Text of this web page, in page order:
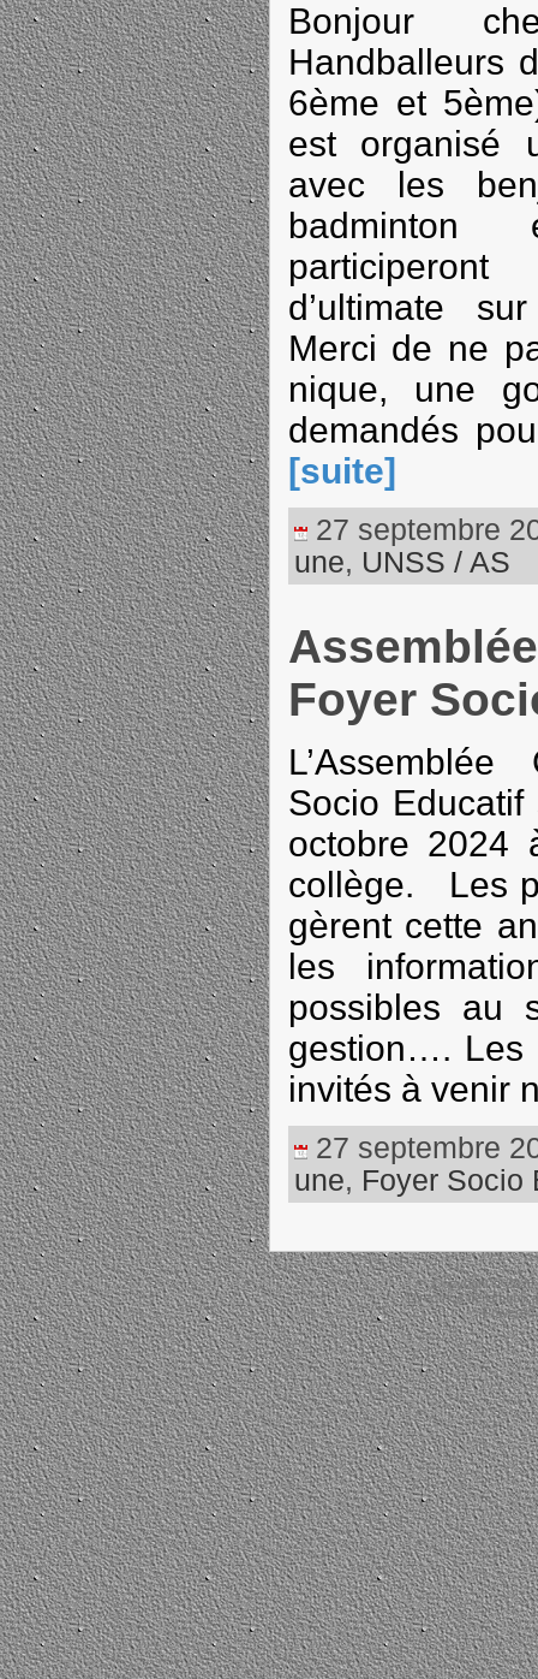
Bonjour
Handballeurs
6ème et
est organisé
avec les
d’ultimate
Merci de ne
nique, une
demandés
[suite]
27 septembre
une, UNSS / AS
Foyer
Socio
octobre 2024
collège. Les
gèrent cette
les
possibles au
gestion…. Les
invités à venir
27 septembre
une, Foyer Socio
Copyright © 2026
Directrice de la